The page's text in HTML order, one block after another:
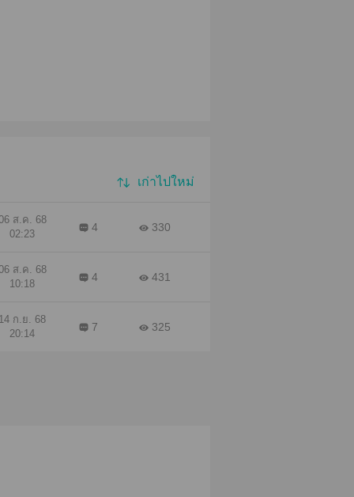
เก่าไปใหม่
ส.ค. 68
02:23
4 330
ส.ค. 68
10:18
4 431
ก.ย. 68
20:14
7 325